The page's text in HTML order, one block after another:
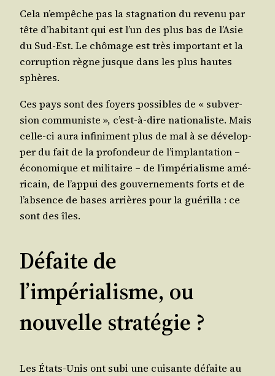
Cela n’empêche pas la stag­na­tion du reve­nu par
tête d’habitant qui est l’un des plus bas de l’Asie
du Sud-Est. Le chô­mage est très impor­tant et la
cor­rup­tion règne jusque dans les plus hautes
sphères.
Ces pays sont des foyers pos­sibles de « sub­ver­
sion com­mu­niste », c’est-à-dire natio­na­liste. Mais
celle-ci aura infi­ni­ment plus de mal à se déve­lop­
per du fait de la pro­fon­deur de l’implantation –
éco­no­mique et mili­taire – de l’impérialisme amé­
ri­cain, de l’appui des gou­ver­ne­ments forts et de
l’absence de bases arrières pour la gué­rilla : ce
sont des îles.
Défaite de
l’impérialisme, ou
nouvelle stratégie ?
Les États-Unis ont subi une cui­sante défaite au